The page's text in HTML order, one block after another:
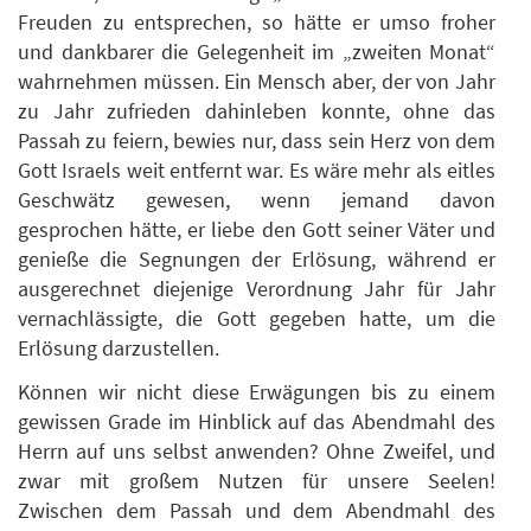
Freuden zu entsprechen, so hätte er umso froher
und dankbarer die Gelegenheit im „zweiten Monat“
wahrnehmen müssen. Ein Mensch aber, der von Jahr
zu Jahr zufrieden dahinleben konnte, ohne das
Passah zu feiern, bewies nur, dass sein Herz von dem
Gott Israels weit entfernt war. Es wäre mehr als eitles
Geschwätz gewesen, wenn jemand davon
gesprochen hätte, er liebe den Gott seiner Väter und
genieße die Segnungen der Erlösung, während er
ausgerechnet diejenige Verordnung Jahr für Jahr
vernachlässigte, die Gott gegeben hatte, um die
Erlösung darzustellen.
Können wir nicht diese Erwägungen bis zu einem
gewissen Grade im Hinblick auf das Abendmahl des
Herrn auf uns selbst anwenden? Ohne Zweifel, und
zwar mit großem Nutzen für unsere Seelen!
Zwischen dem Passah und dem Abendmahl des